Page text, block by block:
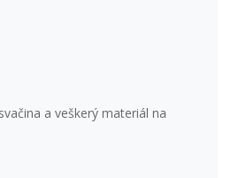
a veškerý materiál na